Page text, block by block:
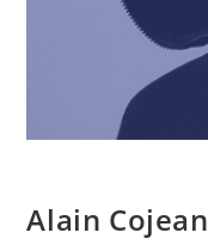
Alain Cojean